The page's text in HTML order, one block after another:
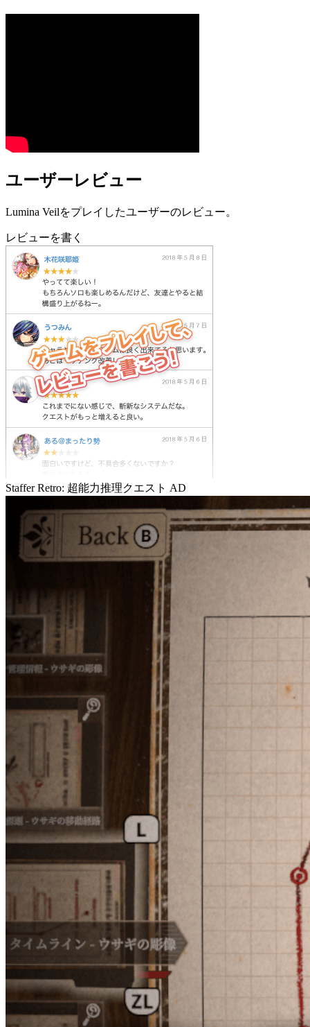
ユーザーレビュー
Lumina Veilをプレイしたユーザーのレビュー。
レビューを書く
Staffer Retro: 超能力推理クエスト AD